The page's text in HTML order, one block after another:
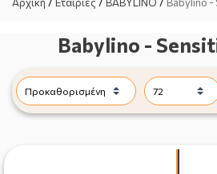
Babylino -